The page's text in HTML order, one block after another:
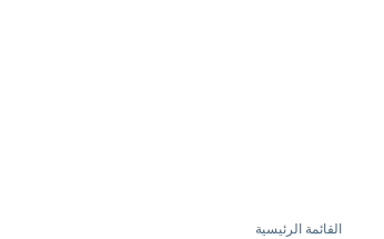
القائمة الرئيسية